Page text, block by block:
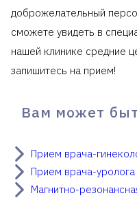
доброжелательный
сможете увидеть в
нашей клинике средние
запишитесь на прием!
Вам может
Прием врача-
Прием врача-уролога
Магнитно-